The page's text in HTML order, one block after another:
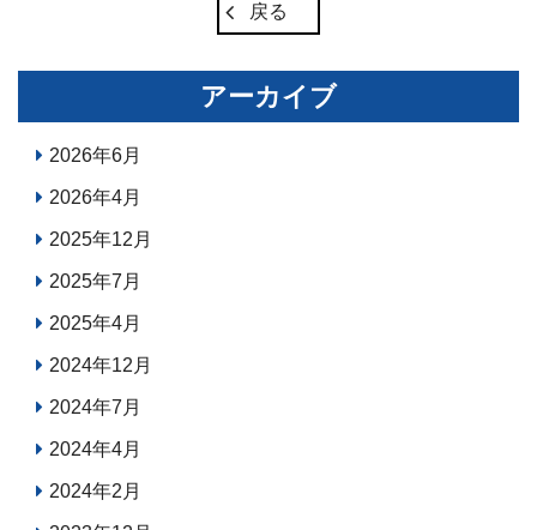
戻る
アーカイブ
2026年6月
2026年4月
2025年12月
2025年7月
2025年4月
2024年12月
2024年7月
2024年4月
2024年2月